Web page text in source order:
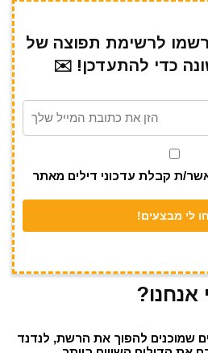
gr
a
m
e
לרשימת תפוצה של
כדי להתעדכן! ✉️
ת קבלת עדכוני דילים מאתר
אנחנו?
שמוכנים להפוך את הרשת, לנדנד